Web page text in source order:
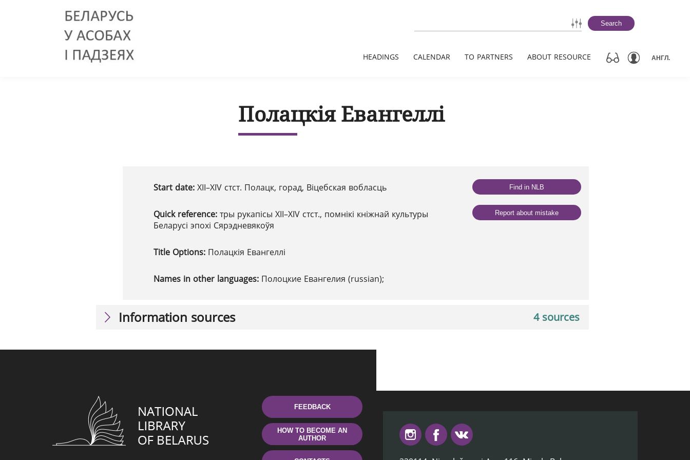
Search
HEADINGS CALENDAR TO PARTNERS ABOUT RESOURCE АНГЛ.
Полацкія Евангеллі
Start date: XІІ–XІV стст. Полацк, горад, Віцебская вобласць
Quick reference: тры рукапісы XІІ–XІV стст., помнікі кніжнай культуры
Беларусі эпохі Сярэдневякоўя
Title Options: Полацкія Евангеллі
Names in other languages: Полоцкие Евангелия (russian);
Find in NLB
Report about mistake
4 sources
Information sources
FEEDBACK
HOW TO BECOME AN
AUTHOR